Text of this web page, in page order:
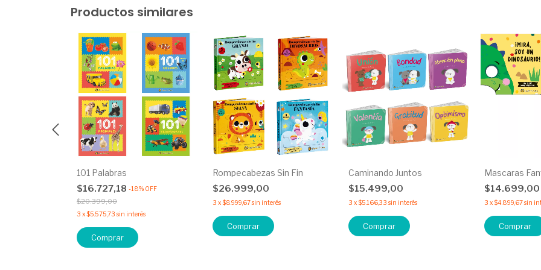
Productos similares
101 Palabras
$16.727,18 -18% OFF
$20.399,00
3 x$5.575,73 sin interés
Comprar
Rompecabezas Sin Fin
$26.999,00
3 x$8.999,67sin interés
Comprar
Caminando Juntos
$15.499,00
3 x$5.166,33 sin interés
Comprar
Mascaras
$14.699,00
3 x$4.899,67sin
Comprar